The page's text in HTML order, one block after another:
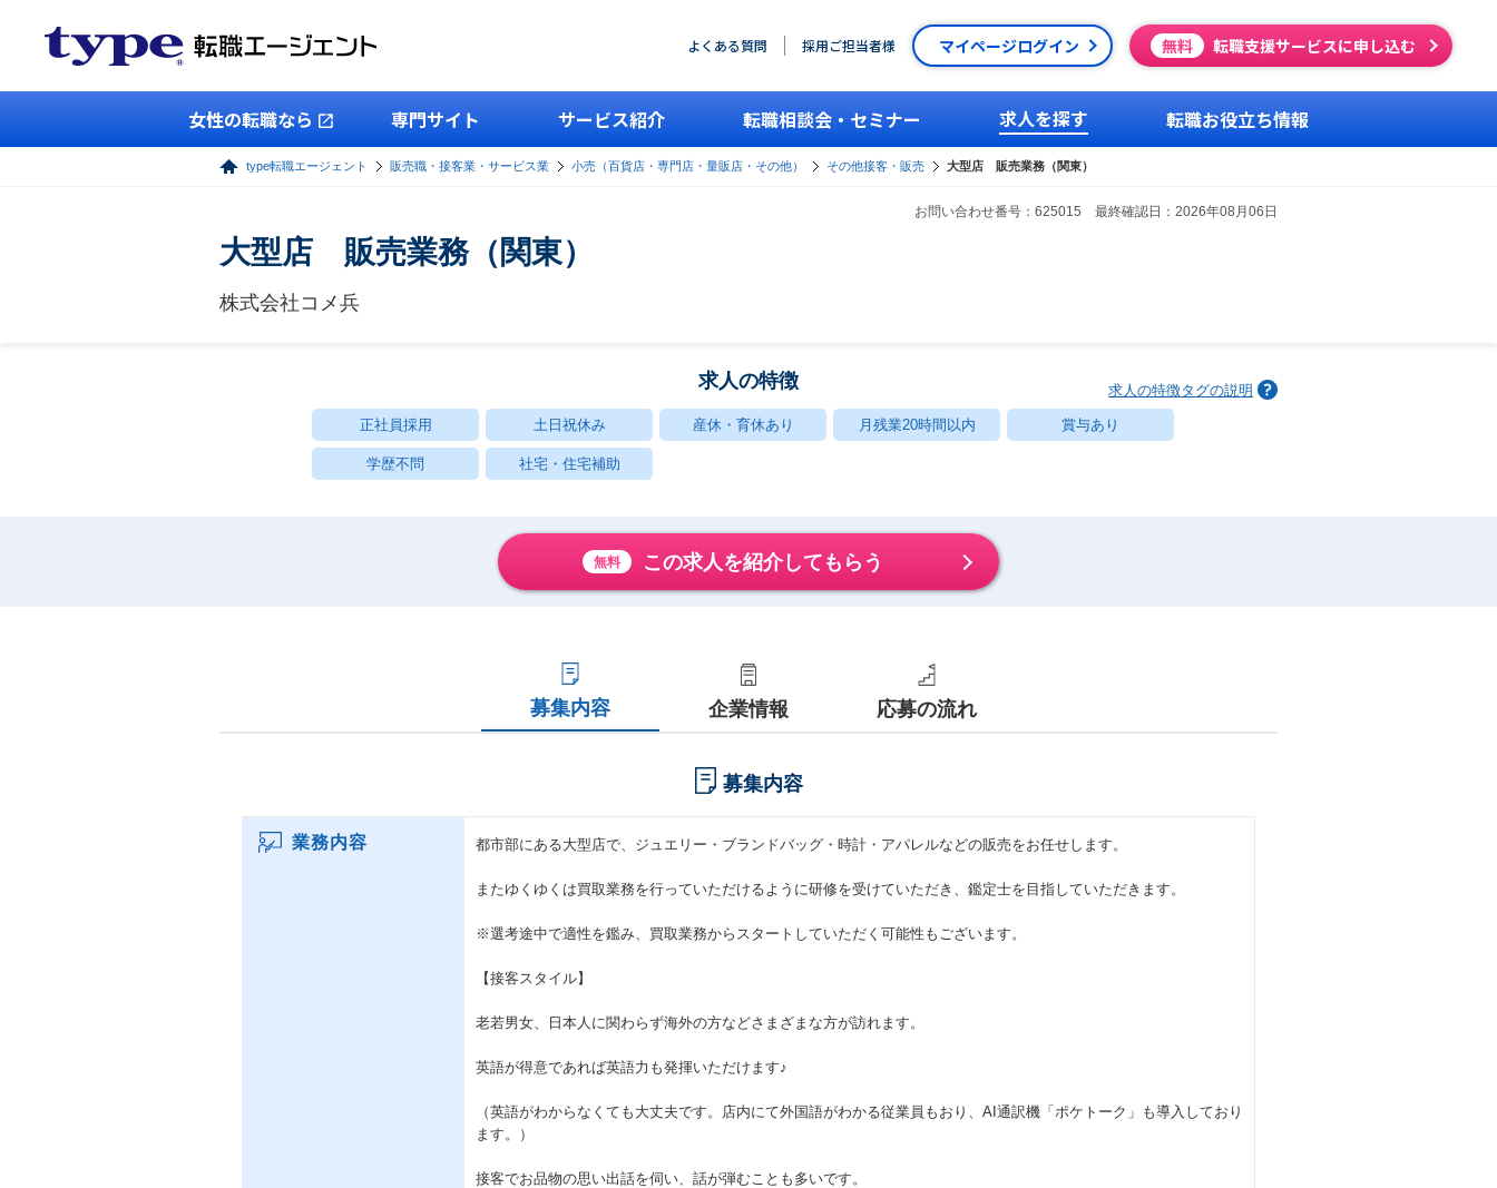
よくある質問 採用ご担当者様 マイページログイン 無料 転職支援サービスに申し込む
女性の転職なら 専門サイト サービス紹介 転職相談会・セミナー 求人を探す 転職お役立ち情報
type転職エージェント 販売職・接客業・サービス業 小売（百貨店・専門店・量販店・その他） その他接客・販売 大型店 販売業務（関東）
お問い合わせ番号：625015 最終確認日：2026年08月06日
大型店 販売業務（関東）
株式会社コメ兵
求人の特徴 求人の特徴タグの説明
正社員採用 土日祝休み 産休・育休あり 月残業20時間以内 賞与あり
学歴不問 社宅・住宅補助
無料 この求人を紹介してもらう
募集内容 企業情報 応募の流れ
募集内容
業務内容 都市部にある大型店で、ジュエリー・ブランドバッグ・時計・アパレルなどの販売をお任せします。
またゆくゆくは買取業務を行っていただけるように研修を受けていただき、鑑定士を目指していただきます。
※選考途中で適性を鑑み、買取業務からスタートしていただく可能性もございます。
【接客スタイル】
老若男女、日本人に関わらず海外の方などさまざまな方が訪れます。
英語が得意であれば英語力も発揮いただけます♪
（英語がわからなくても大丈夫です。店内にて外国語がわかる従業員もおり、AI通訳機「ポケトーク」も導入しており
ます。）
接客でお品物の思い出話を伺い、話が弾むことも多いです。